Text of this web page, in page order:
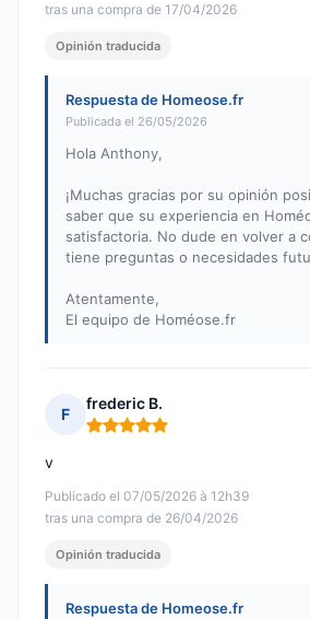
tras una compra de 17/04/2026
Opinión traducida
Respuesta de Homeose.fr
Publicada el 26/05/2026
Hola Anthony,
¡Muchas gracias por su opinión
saber que su experiencia en
satisfactoria. No dude en volver a
tiene preguntas o necesidades
Atentamente,
El equipo de Homéose.fr
F
frederic B.
Nota: 5 de 5
Publicado el 07/05/2026 à 12h39
tras una compra de 26/04/2026
v
Opinión traducida
Respuesta de Homeose.fr